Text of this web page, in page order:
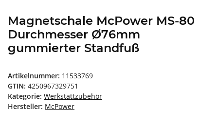
Magnetschale McPower MS-80
Durchmesser Ø76mm
gummierter Standfuß
Artikelnummer: 11533769
GTIN: 4250967329751
Kategorie: Werkstattzubehör
Hersteller: McPower